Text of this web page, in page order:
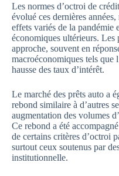
Les normes d’octroi de
évolué ces dernières
effets variés de la pandémie
économiques ultérieurs. Les
approche, souvent en
macroéconomiques tels que
hausse des taux d’intérêt.
Le marché des prêts auto a
rebond similaire à d’autres
augmentation des volumes
Ce rebond a été
de certains critères d’octroi
surtout ceux soutenus par
institutionnelle.